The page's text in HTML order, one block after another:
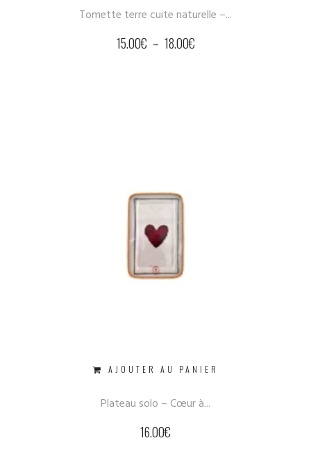
Tomette terre cuite naturelle –...
15.00€ – 18.00€
AJOUTER AU PANIER
Plateau solo – Cœur à...
16.00€